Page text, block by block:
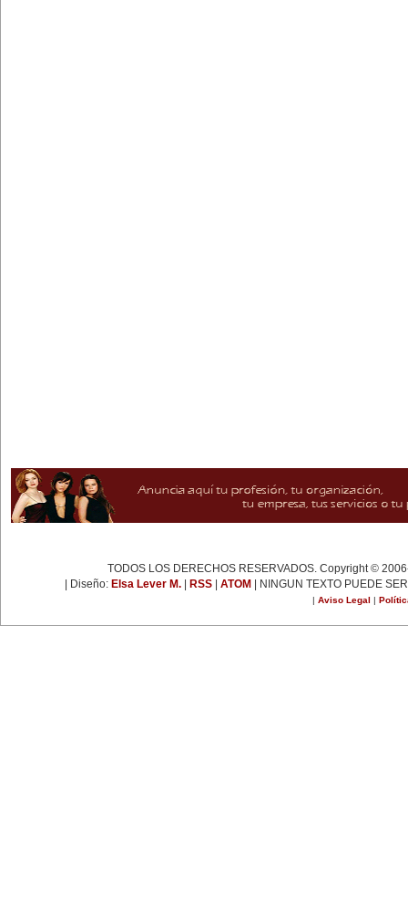
TODOS LOS DERECHOS RESERVADOS. Copyright ©
| Diseño: Elsa Lever M.| RSS| ATOM| NINGUN TEXTO PUEDE
| Aviso Legal |